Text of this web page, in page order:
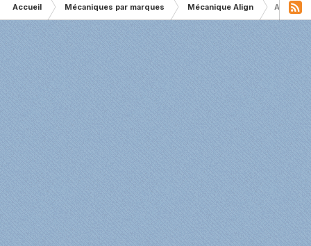
Accueil Mécaniques par marques Mécanique Align Align T-